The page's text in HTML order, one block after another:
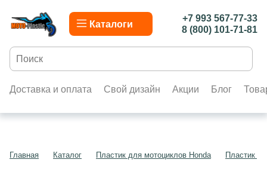
Каталоги
+7 993 567-77-33
8 (800) 101-71-81
Доставка и оплата Свой дизайн Акции Блог
Главная Каталог Пластик для мотоциклов Honda Пластик